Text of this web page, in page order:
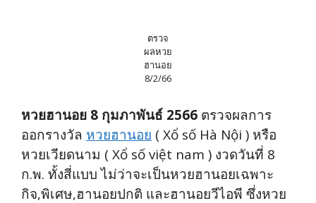
ตรวจ
ผลหวย
ฮานอย
8/2/66
หวยฮานอย 8 กุมภาพันธ์ 2566 ตรวจผลการ
ออกรางวัล หวยฮานอย ( Xổ số Hà Nội ) หรือ
หวยเวียดนาม ( Xổ số việt nam ) งวดวันที่ 8
ก.พ. ทั้งสี่แบบ ไม่ว่าจะเป็นหวยฮานอยเฉพาะ
กิจ,พิเศษ,ฮานอยปกติ และฮานอยวีไอพี ซึ่งหวย